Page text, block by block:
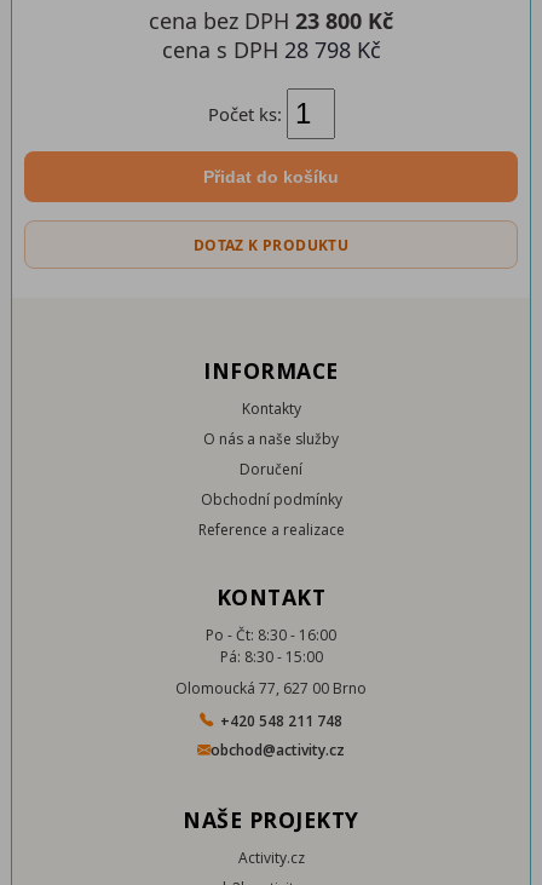
Počet ks:
Přidat do košíku
cena bez DPH 23 800 Kč
cena s DPH 28 798 Kč
DOTAZ K PRODUKTU
INFORMACE
Kontakty
O nás a naše služby
Doručení
Obchodní podmínky
Reference a realizace
KONTAKT
Po - Čt: 8:30 - 16:00
Pá: 8:30 - 15:00
Olomoucká 77, 627 00 Brno
+420 548 211 748
obchod@activity.cz
NAŠE PROJEKTY
Activity.cz